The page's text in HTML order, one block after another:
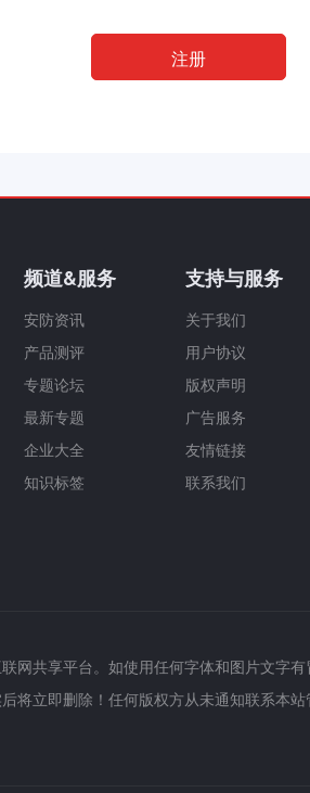
频道&服务
安防资讯
产品测评
专题论坛
最新专题
企业大全
知识标签
支持与服务
关于我们
用户协议
版权声明
广告服务
友情链接
联系我们
网共享平台。如使用任何字体和图片文字
将立即删除！任何版权方从未通知联系本